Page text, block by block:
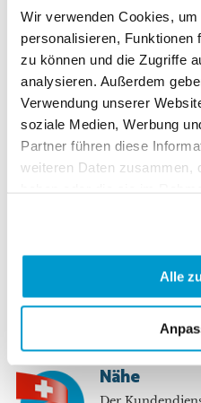
Wir verwenden Cookies,
personalisieren, Funktionen
zu können und die Zugriffe
analysieren. Außerdem
Verwendung unserer
soziale Medien, Werbung
Partner führen diese
weiteren Daten zusammen,
Alle
Bussi Bär Abo
Dauer:1-Jahresabo
CHF 76.00
118.80 Kioskpreis
Sichere
Bezahlen Sie
online auf
Nähe